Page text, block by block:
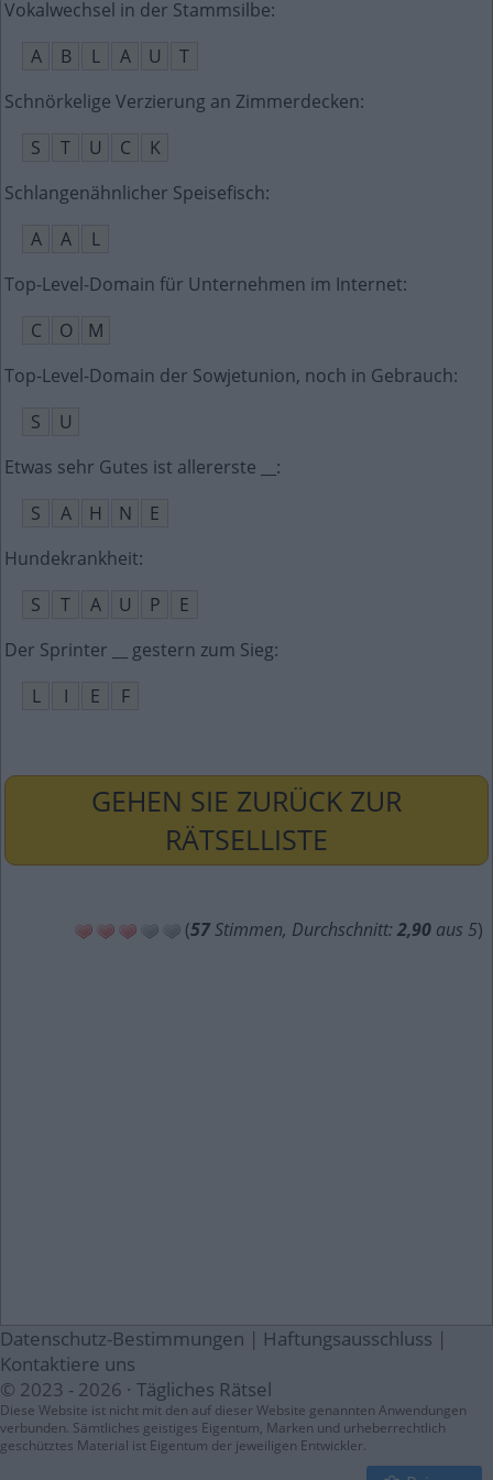
Vokalwechsel in der Stammsilbe:
A
B L A U
T
Schnörkelige Verzierung an Zimmerdecken:
S
T U C
K
Schlangenähnlicher Speisefisch:
A
A
L
Top-Level-Domain für Unternehmen im Internet:
C
O
M
Top-Level-Domain der Sowjetunion, noch in Gebrauch:
S
U
Etwas sehr Gutes ist allererste __ :
S
A H N
E
Hundekrankheit:
S
T A U P
E
Der Sprinter __ gestern zum Sieg:
L
I E F
GEHEN SIE ZURÜCK ZUR
RÄTSELLISTE
(57Stimmen, Durchschnitt: 2,90 aus 5)
Datenschutz-Bestimmungen | Haftungsausschluss |
Kontaktiere uns
© 2023 - 2026 · Tägliches Rätsel
Diese Website ist nicht mit den auf dieser Website genannten Anwendungen
verbunden. Sämtliches geistiges Eigentum, Marken und urheberrechtlich
geschütztes Material ist Eigentum der jeweiligen Entwickler.